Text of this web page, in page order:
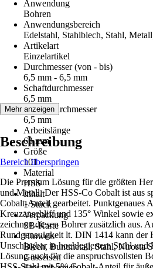
Anwendung
Bohren
Anwendungsbereich
Edelstahl, Stahlblech, Stahl,
Artikelart
Einzelartikel
Durchmesser (von - bis)
6,5 mm - 6,5 mm
Schaftdurchmesser
6,5 mm
Arbeitsdurchmesser
6,5 mm
Arbeitslänge
63 mm
Größe
101
Material
HSS
Inhalt
1 Stück
Verpackung
SB-Karte
Hinweis
Blech, Buntmetall, Stahl, Nirosta
Gusseisen
Mehr anzeigen
Beschreibung
Bereich überspringen
Die Premium Lösung für die größten
und Metall. Der HSS-Co Cobalt ist aus
Cobalt-Anteil gearbeitet. Punktgenaues
Kreuzanschliff und 135° Winkel sowie
zeichnen diesen Bohrer zusätzlich aus.
Rundgenauigkeit lt. DIN 1414 kann der
Unschlagbar in hochlegiertem Stahl und
Lösung auch für die anspruchsvollsten